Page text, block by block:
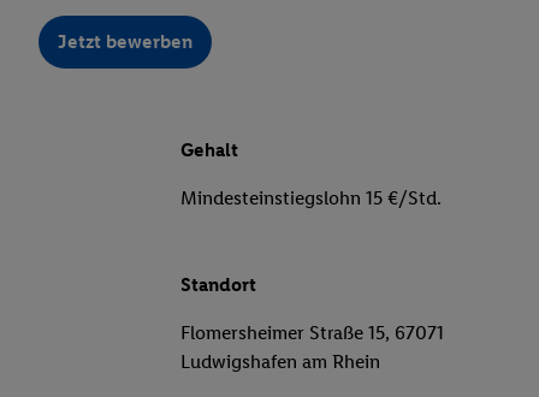
Jetzt bewerben
Gehalt
Mindesteinstiegslohn 15 €/Std.
Standort
Flomersheimer Straße 15, 67071
Ludwigshafen am Rhein